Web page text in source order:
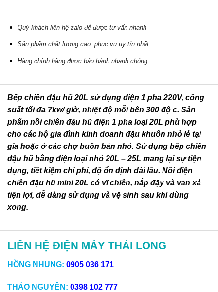
Quý khách liên hệ zalo để được tư vấn nhanh
Sản phẩm chất lượng cao, phục vụ uy tín nhất
Hàng chính hãng được bảo hành nhanh chóng
Bếp chiên đậu hũ 20L sử dụng điện 1 pha 220V, công
suất tối đa 7kw/ giờ, nhiệt độ mỗi bên 300 độ c. Sản
phẩm nồi chiên đậu hũ điện 1 pha loại 20L phù hợp
cho các hộ gia đình kinh doanh đậu khuôn nhỏ lẻ tại
gia hoặc ở các chợ buôn bán nhỏ. Sử dụng bếp chiên
đậu hũ bằng điện loại nhỏ 20L – 25L mang lại sự tiện
dụng, tiết kiệm chí phí, độ ổn định dài lâu. Nồi điện
chiên đậu hũ mini 20L có vĩ chiên, nắp đậy và van xả
tiện lợi, dễ dàng sử dụng và vệ sinh sau khi dùng
xong.
LIÊN HỆ ĐIỆN MÁY THÁI LONG
HỒNG NHUNG: 0905 036 171
THẢO NGUYÊN: 0398 102 777